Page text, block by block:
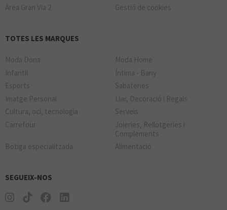
Àrea Gran Via 2
Gestió de cookies
TOTES LES MARQUES
Moda Dona
Moda Home
Infantil
Íntima - Bany
Esports
Sabateries
Imatge Personal
Llar, Decoració i Regals
Cultura, oci, tecnologia
Serveis
Carrefour
Joieries, Rellotgeries i
Complements
Botiga especialitzada
Alimentació
SEGUEIX-NOS